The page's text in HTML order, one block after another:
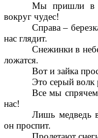
Мы пришли в
вокруг чудес!
Справа –
нас глядит.
Снежинки в
ложатся.
Вот и зайка
Это серый
Все мы
нас!
Лишь медведь
он проспит.